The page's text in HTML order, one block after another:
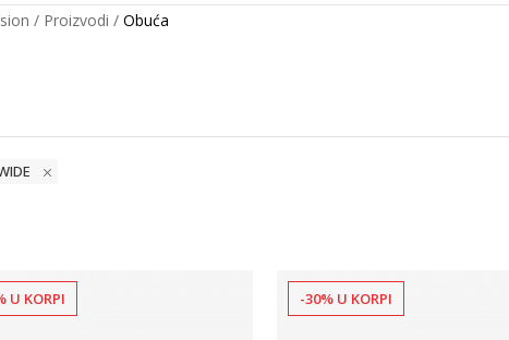
Proizvodi Obuća
U KORPI -30% U KORPI